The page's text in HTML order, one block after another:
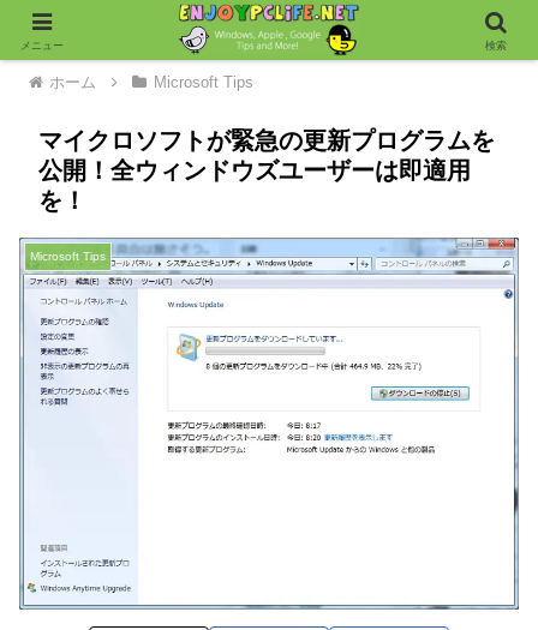
ホーム Microsoft Tips
マイクロソフトが緊急の更新プログラムを
公開！全ウィンドウズユーザーは即適用
を！
Microsoft Tips
メニュー 検索